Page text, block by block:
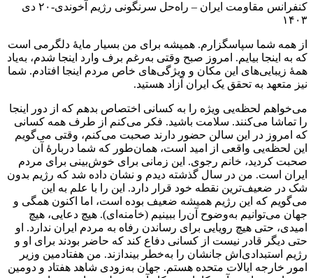
کنفرانس مقاومت ایران – راه‌حل سرنگونی رژیم آخوندی-۲۰ دی
۱۴۰۳
از همه شما سپاسگزارم. همیشه برای من بسیار مایهٔ دلگرمی است
که به اینجا بیایم. امروز صبح وقتی به‌رغم برف وارد اینجا شدم، به‌یاد
همهٔ زیبایی‌های این مکان و ویژگی‌های خاص مردم اینجا افتادم. شما
نیز متعهد به تحقق یک ایران آزاد هستید.
می‌خواهم لحظه‌یی ویژه را به کسانی اختصاص بدهم که از دور اینجا
را تماشا می‌کنند. سلامت باشید. فکر می‌کنم از طرف همه کسانی
که امروز در این سالن حضور دارند صحبت می‌کنم، وقتی می‌گویم
این لحظه‌یی واقعی از امید است، همان‌طور که شما دربارهٔ آن
صحبت کردید، خانم رجوی. این زمانی برای خوش‌بینی برای مردم
ایران است. من در سال گذشته دیدم و نشان داده شد که رژیم بدون
شک در ضعیف‌ترین نقطه خود قرار دارد. این را با علم به این
می‌گویم که این رژیم همیشه ضعیف بوده است، اما اکنون همگی و
جهان می‌توانیم به‌وضوح آن‌را ببینیم (خامنه‌ای). هیچ دعایی، هیچ
امیدی، حتی هیچ رویایی برای رساندن رفاه به مردم ایران ندارد. او
حتی دیگر قادر نیست از کسانی دفاع کند که حاضر بودند برای او و
رژیم استبدادی‌اش جانشان را به‌خطر بیندازند. من هفتادمین وزیر
امور خارجه ایالات متحده هستم. جهان به‌زودی شاهد هفتاد و دومین